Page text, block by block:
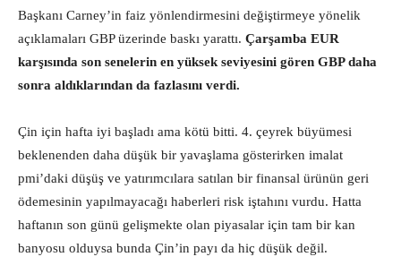
Başkanı Carney’in faiz yönlendirmesini değiştirmeye yönelik
açıklamaları GBP üzerinde baskı yarattı. Çarşamba EUR
karşısında son senelerin en yüksek seviyesini gören GBP daha
sonra aldıklarından da fazlasını verdi.
Çin için hafta iyi başladı ama kötü bitti. 4. çeyrek büyümesi
beklenenden daha düşük bir yavaşlama gösterirken imalat
pmi’daki düşüş ve yatırımcılara satılan bir finansal ürünün geri
ödemesinin yapılmayacağı haberleri risk iştahını vurdu. Hatta
haftanın son günü gelişmekte olan piyasalar için tam bir kan
banyosu olduysa bunda Çin’in payı da hiç düşük değil.